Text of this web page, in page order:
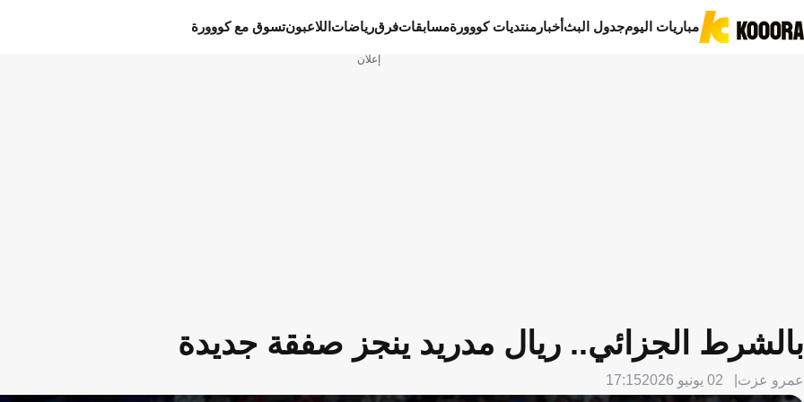
مباريات اليومجدول البثأخبار منتديات كووورةمسابقاتفرقرياضات اللاعبونتسوق مع كووورة
إعلان
بالشرط الجزائي.. ريال مدريد ينجز صفقة جديدة
عمرو عزت 02 يونيو 2026 17:15